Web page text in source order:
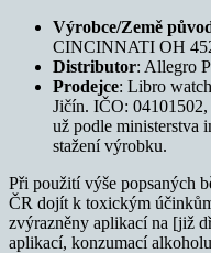
Výrobce/Země
CINCINNATI OH
Distributor: Allegro
Prodejce: Libro
Jičín. IČO:
už podle ministerstva
stažení výrobku.
Při použití výše popsaných
ČR dojít k toxickým
zvýrazněny aplikací na [již
aplikací, konzumací